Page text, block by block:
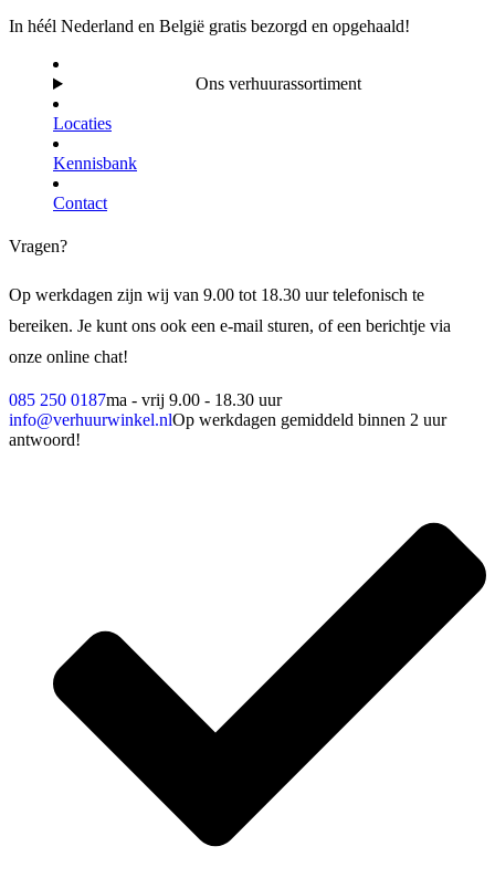
In héél Nederland en België gratis bezorgd en opgehaald!
Ons verhuurassortiment
Locaties
Kennisbank
Contact
Vragen?
Op werkdagen zijn wij van 9.00 tot 18.30 uur telefonisch te
bereiken. Je kunt ons ook een e-mail sturen, of een berichtje via
onze online chat!
085 250 0187ma - vrij 9.00 - 18.30 uur
info@verhuurwinkel.nlOp werkdagen gemiddeld binnen 2 uur
antwoord!